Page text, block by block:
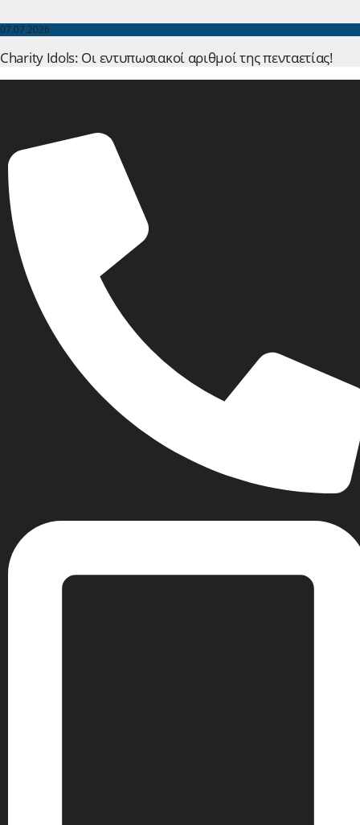
07.07.2026
Charity Idols: Οι εντυπωσιακοί αριθμοί της πενταετίας!